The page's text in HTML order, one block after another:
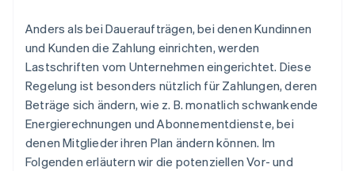
Anders als bei Daueraufträgen, bei denen Kundinnen
und Kunden die Zahlung einrichten, werden
Lastschriften vom Unternehmen eingerichtet. Diese
Regelung ist besonders nützlich für Zahlungen, deren
Beträge sich ändern, wie z. B. monatlich schwankende
Energierechnungen und Abonnementdienste, bei
denen Mitglieder ihren Plan ändern können. Im
Folgenden erläutern wir die potenziellen Vor- und